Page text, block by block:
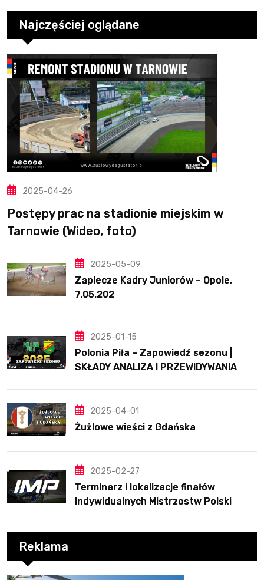
Najczęściej oglądane
2025-04-26
Postępy prac na stadionie miejskim w
Tarnowie (Wideo, foto)
2025-05-09
Zaplecze Kadry Juniorów – Opole,
7.05.202
2025-01-15
Polonia Piła – Zapowiedź sezonu |
SKŁADY ANALIZA I PRZEWIDYWANIA
2025-04-01
Żużlowe wieści z Gdańska
2025-02-27
Terminarz i lokalizacje finałów
Indywidualnych Mistrzostw Polski
Reklama